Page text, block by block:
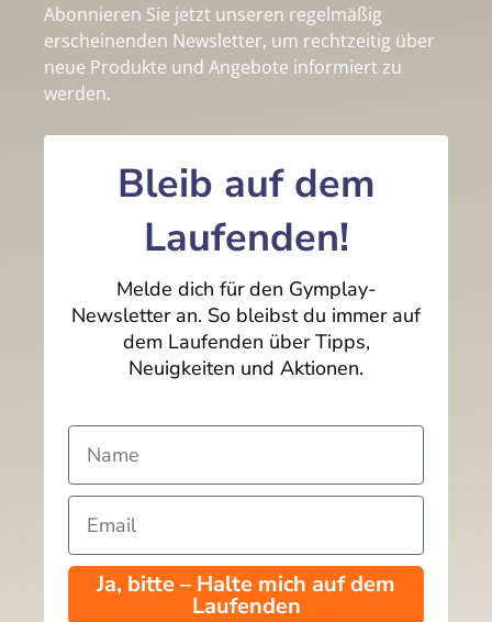
Abonnieren Sie jetzt unseren regelmäßig
erscheinenden Newsletter, um rechtzeitig über
neue Produkte und Angebote informiert zu
werden.
Bleib auf dem
Laufenden!
Melde dich für den Gymplay-
Newsletter an. So bleibst du immer auf
dem Laufenden über Tipps,
Neuigkeiten und Aktionen.
Ja, bitte – Halte mich auf dem
Laufenden